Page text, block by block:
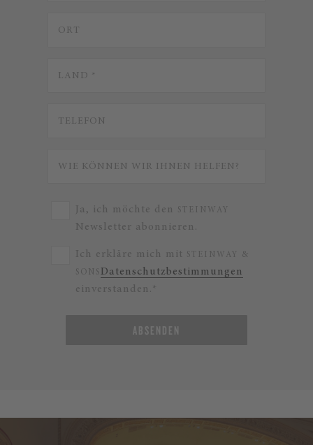
Ja, ich möchte den STEINWAY
Newsletter abonnieren.
Ich erkläre mich mit STEINWAY &
SONS Datenschutzbestimmungen
einverstanden.*
ABSENDEN